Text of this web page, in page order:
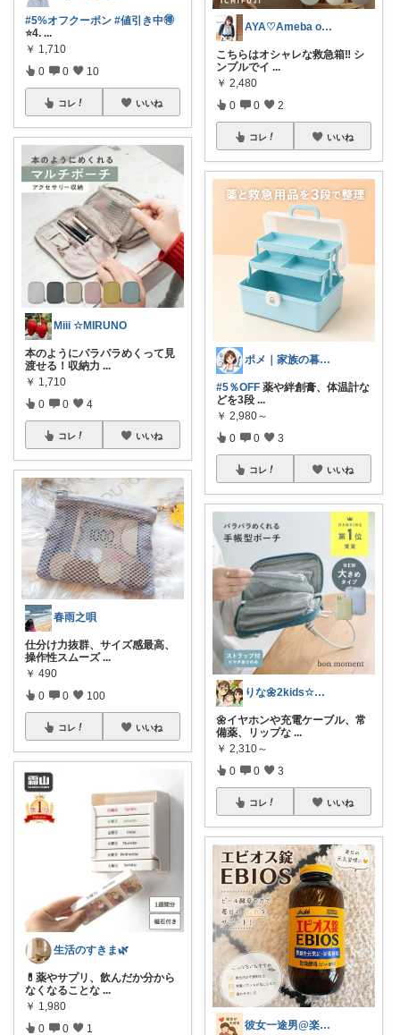
#5%オフクーポン #値引き中🉐
⭐️4. ...
￥ 1,710
0 0 10
コレ いいね
Miii ☆MIRUNO
本のようにパラパラめくって見
渡せる！収納力 ...
￥ 1,710
0 0 4
コレ いいね
春雨之唄
仕分け力抜群、サイズ感最高、
操作性スムーズ ...
￥ 490
0 0 100
コレ いいね
生活のすきま🌿
💊薬やサプリ、飲んだか分から
なくなることな ...
￥ 1,980
0 0 1
AYA♡Ameba official
こちらはオシャレな救急箱‼︎ シ
ンプルでイ ...
￥ 2,480
0 0 2
コレ いいね
ポメ｜家族の暮らしを少しラクに
#5％OFF 薬や絆創膏、体温計な
どを3段 ...
￥ 2,980～
0 0 3
コレ いいね
りな🌼2kids☆毎日をちょっと快適に
🌼イヤホンや充電ケーブル、常
備薬、リップな ...
￥ 2,310～
0 0 3
コレ いいね
彼女一途男@楽天ROOM